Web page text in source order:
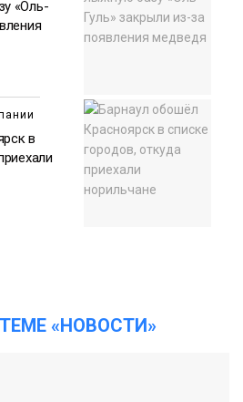
«Оль-
в
«НОВОСТИ»